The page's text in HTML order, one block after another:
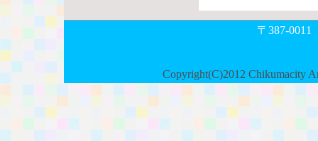
〒387-
Copyright(C)2012 Chikumacity